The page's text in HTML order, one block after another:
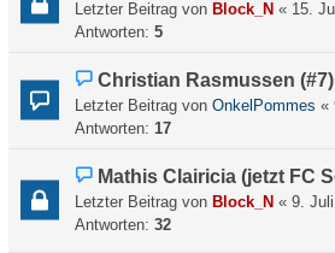
Letzter Beitrag von Block_N « 15.
Antworten: 5
Christian Rasmussen (#7)
Letzter Beitrag von OnkelPommes «
Antworten: 17
Mathis Clairicia (jetzt FC
Letzter Beitrag von Block_N « 9.
Antworten: 32